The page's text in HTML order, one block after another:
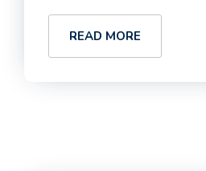
READ MORE